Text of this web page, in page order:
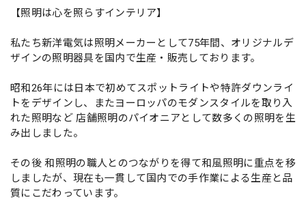
【照明は心を照らすインテリア】
私たち新洋電気は照明メーカーとして75年間、オリジナルデ
ザインの照明器具を国内で生産・販売しております。
昭和26年には日本で初めてスポットライトや特許ダウンライ
トをデザインし、またヨーロッパのモダンスタイルを取り入
れた照明など 店舗照明のパイオニアとして数多くの照明を生
み出しました。
その後 和照明の職人とのつながりを得て和風照明に重点を移
しましたが、現在も一貫して国内での手作業による生産と品
質にこだわっています。